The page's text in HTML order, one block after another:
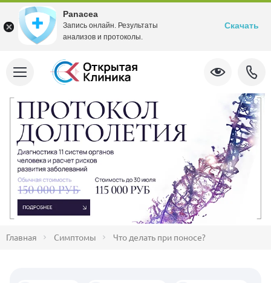
Главная Симптомы Что делать при поносе?
Panacea
Запись онлайн. Результаты
анализов и протоколы.
Скачать